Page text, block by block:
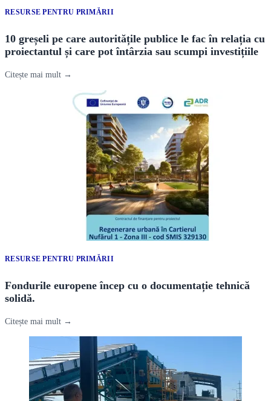
RESURSE PENTRU PRIMĂRII
10 greșeli pe care autoritățile publice le fac în relația cu
proiectantul și care pot întârzia sau scumpi investițiile
Citește mai mult →
RESURSE PENTRU PRIMĂRII
Fondurile europene încep cu o documentație tehnică
solidă.
Citește mai mult →